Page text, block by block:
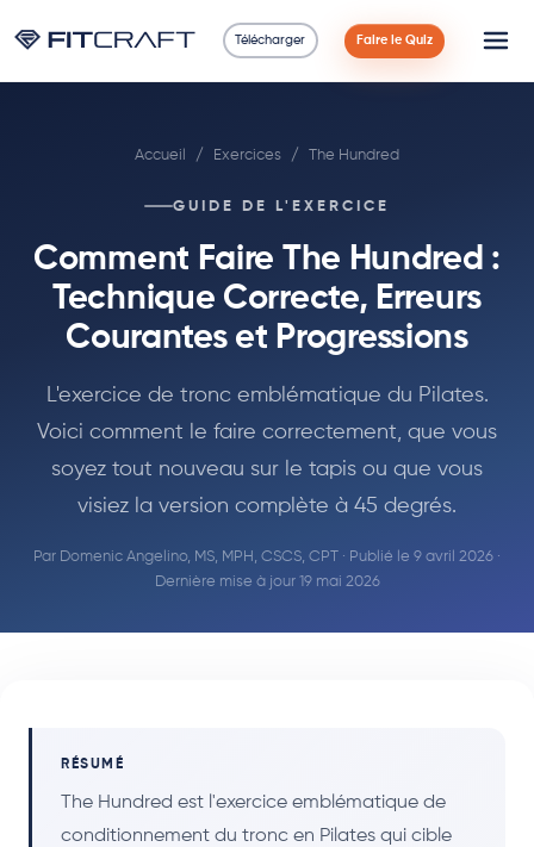
Télécharger Faire le Quiz
90 Jours
Exercices
Calculatrices
Accueil / Exercices / The Hundred
GUIDE DE L'EXERCICE
Comment Faire The Hundred :
Technique Correcte, Erreurs
Courantes et Progressions
L'exercice de tronc emblématique du Pilates.
Voici comment le faire correctement, que vous
soyez tout nouveau sur le tapis ou que vous
visiez la version complète à 45 degrés.
Par Domenic Angelino, MS, MPH, CSCS, CPT · Publié le 9 avril 2026 ·
Dernière mise à jour 19 mai 2026
RÉSUMÉ
The Hundred est l'exercice emblématique de
conditionnement du tronc en Pilates qui cible